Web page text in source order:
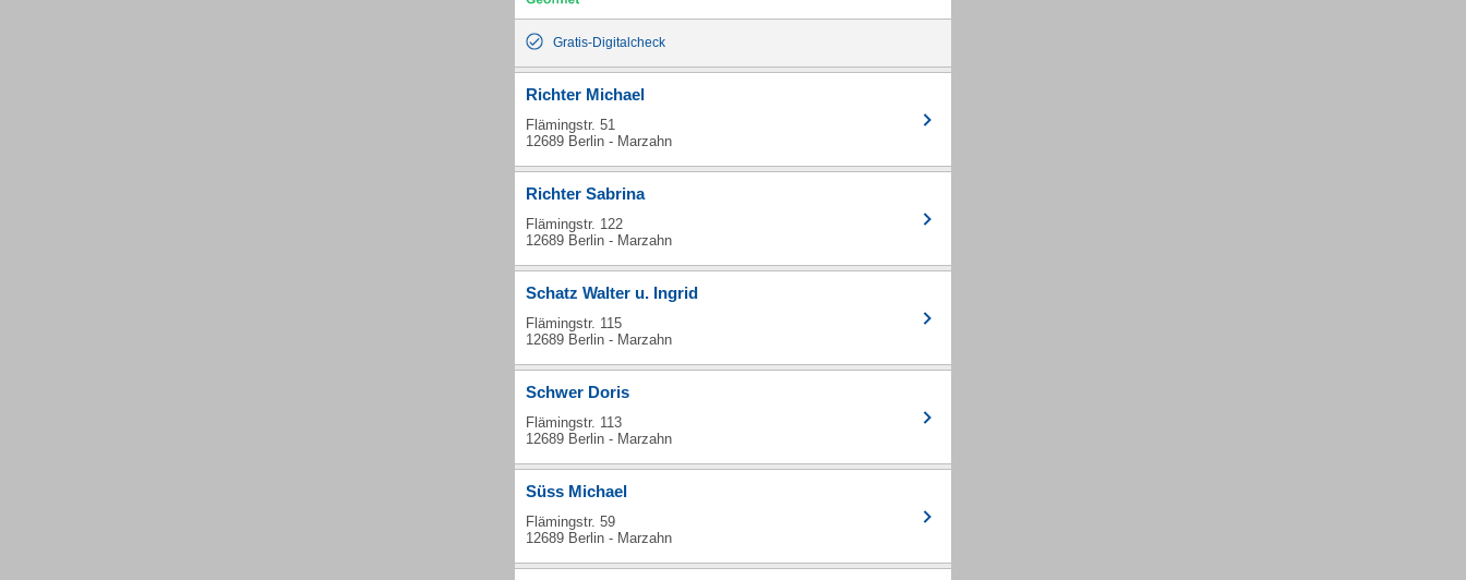
Gratis-Digitalcheck
Richter Michael
Flämingstr. 51
12689 Berlin - Marzahn
Richter Sabrina
Flämingstr. 122
12689 Berlin - Marzahn
Schatz Walter u. Ingrid
Flämingstr. 115
12689 Berlin - Marzahn
Schwer Doris
Flämingstr. 113
12689 Berlin - Marzahn
Süss Michael
Flämingstr. 59
12689 Berlin - Marzahn